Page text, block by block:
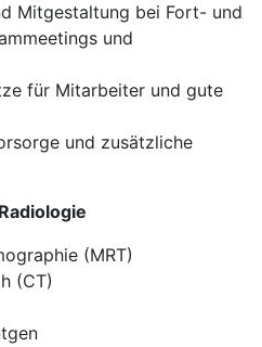
Mitgestaltung bei Fort- und
und
für Mitarbeiter und gute
und zusätzliche
(MRT)
(CT)